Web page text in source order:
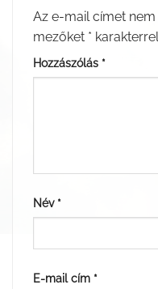
Az e-mail címet nem
mezőket *
Hozzászólás *
Név *
E-mail cím *